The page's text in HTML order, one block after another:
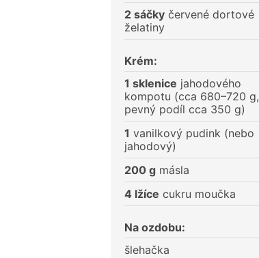
2 sáčky červené dortové
želatiny
Krém:
1 sklenice jahodového
kompotu (cca 680–720 g,
pevný podíl cca 350 g)
1 vanilkový pudink (nebo
jahodový)
200 g másla
4 lžíce cukru moučka
Na ozdobu:
šlehačka